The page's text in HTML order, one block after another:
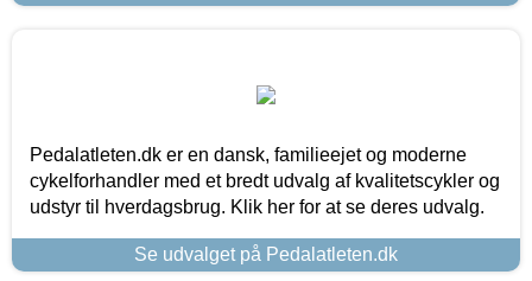
Pedalatleten.dk er en dansk, familieejet og moderne
cykelforhandler med et bredt udvalg af kvalitetscykler og
udstyr til hverdagsbrug. Klik her for at se deres udvalg.
Se udvalget på Pedalatleten.dk